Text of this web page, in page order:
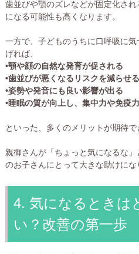
歯並びや顎のズレなどが固定化さ
になる可能性も高くなります。
一方で、子どものうちに口呼吸に
げれば、
•顎や顔の自然な発育が促される
•歯並びが悪くなるリスクを減らせる
•姿勢や発音にも良い影響が出る
•睡眠の質が向上し、集中力や免疫
といった、多くのメリットが期待で
親御さんが「ちょっと気になるな
のお子さんにとって大きな助けにな
4. 気になるときは
い？改善の第一歩